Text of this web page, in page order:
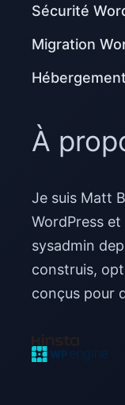
Sécurité
Migration
À
Je suis Matt
WordPress
sysadmin
construis,
conçus pour